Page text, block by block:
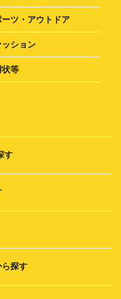
ーツ・アウトドア
ッション
状等
す
探す